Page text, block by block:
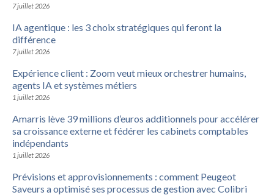
7 juillet 2026
IA agentique : les 3 choix stratégiques qui feront la
différence
7 juillet 2026
Expérience client : Zoom veut mieux orchestrer humains,
agents IA et systèmes métiers
1 juillet 2026
Amarris lève 39 millions d’euros additionnels pour accélérer
sa croissance externe et fédérer les cabinets comptables
indépendants
1 juillet 2026
Prévisions et approvisionnements : comment Peugeot
Saveurs a optimisé ses processus de gestion avec Colibri